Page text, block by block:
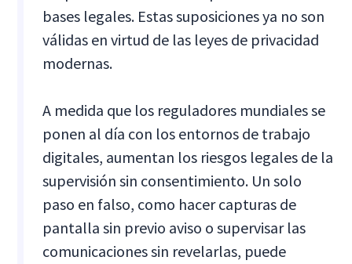
bases legales. Estas suposiciones ya no son
válidas en virtud de las leyes de privacidad
modernas.
A medida que los reguladores mundiales se
ponen al día con los entornos de trabajo
digitales, aumentan los riesgos legales de la
supervisión sin consentimiento. Un solo
paso en falso, como hacer capturas de
pantalla sin previo aviso o supervisar las
comunicaciones sin revelarlas, puede